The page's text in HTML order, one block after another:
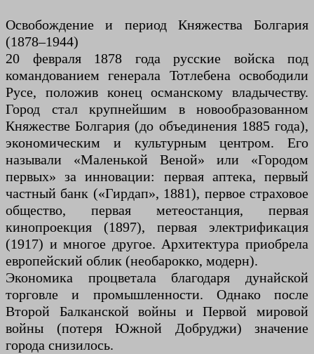
Освобождение и период Княжества Болгария
(1878–1944)
20 февраля 1878 года русские войска под
командованием генерала Тотлебена освободили
Русе, положив конец османскому владычеству.
Город стал крупнейшим в новообразованном
Княжестве Болгария (до объединения 1885 года),
экономическим и культурным центром. Его
называли «Маленькой Веной» или «Городом
первых» за инновации: первая аптека, первый
частный банк («Гирдап», 1881), первое страховое
общество, первая метеостанция, первая
кинопроекция (1897), первая электрификация
(1917) и многое другое. Архитектура приобрела
европейский облик (необарокко, модерн).
Экономика процветала благодаря дунайской
торговле и промышленности. Однако после
Второй Балканской войны и Первой мировой
войны (потеря Южной Добруджи) значение
города снизилось.